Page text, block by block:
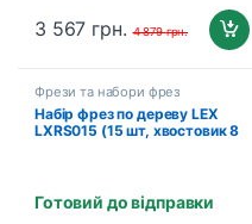
3 567 грн. 4 879грн.
Фрези та набори фрез
Набір фрез по дереву LEX
LXRS015 (15 шт, хвостовик 8
Готовий до відправки